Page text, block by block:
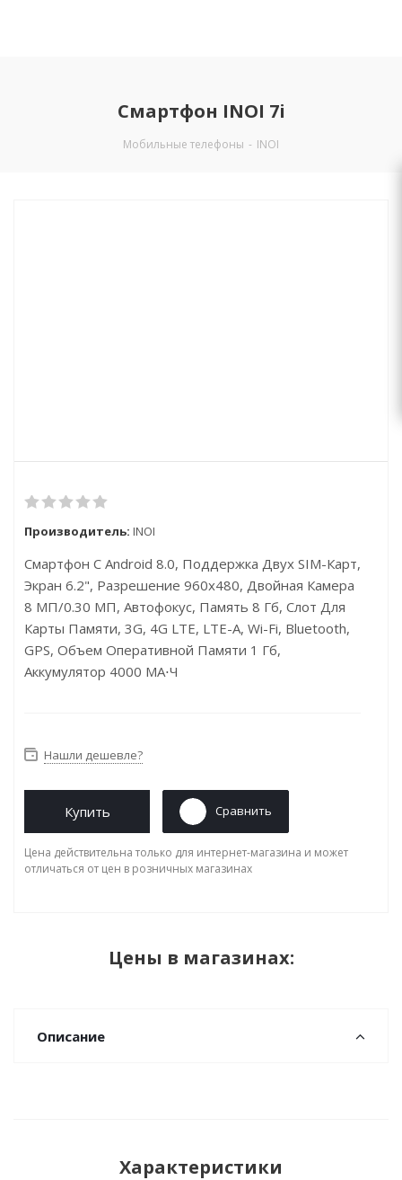
Смартфон INOI 7i
Мобильные телефоны - INOI
Производитель: INOI
Смартфон С Android 8.0, Поддержка Двух SIM-Карт,
Экран 6.2", Разрешение 960x480, Двойная Камера
8 МП/0.30 МП, Автофокус, Память 8 Гб, Слот Для
Карты Памяти, 3G, 4G LTE, LTE-A, Wi-Fi, Bluetooth,
GPS, Объем Оперативной Памяти 1 Гб,
Аккумулятор 4000 МА⋅ч
Нашли дешевле?
Купить Сравнить
Цена действительна только для интернет-магазина и может
отличаться от цен в розничных магазинах
Цены в магазинах:
Описание
Характеристики